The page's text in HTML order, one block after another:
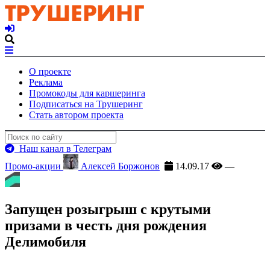
О проекте
Реклама
Промокоды для каршеринга
Подписаться на Трушеринг
Стать автором проекта
Наш канал в Телеграм
Промо-акции
Алексей Боржонов 14.09.17 —
Запущен розыгрыш с крутыми
призами в честь дня рождения
Делимобиля